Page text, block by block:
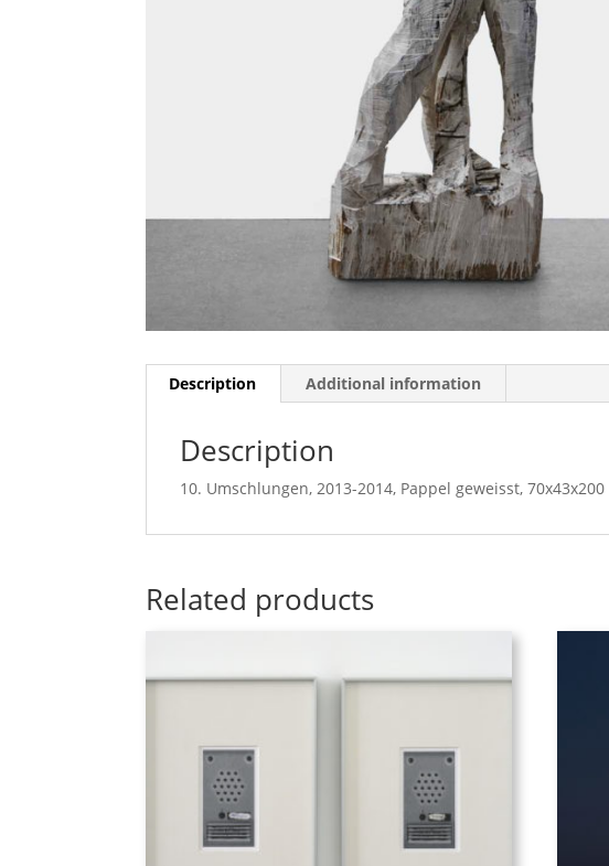
Description Additional information
Description
10. Umschlungen, 2013-2014, Pappel geweisst,
Related products